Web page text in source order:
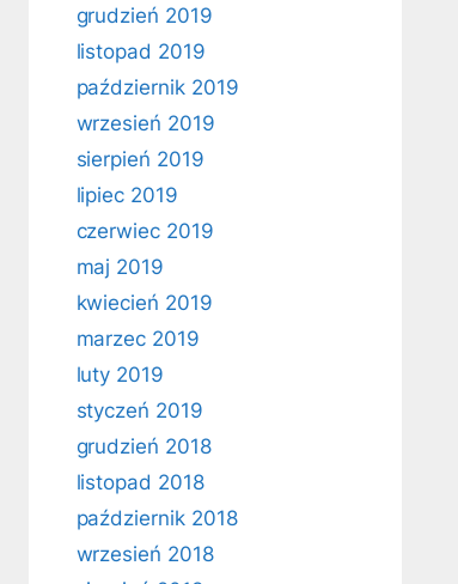
grudzień 2019
listopad 2019
październik 2019
wrzesień 2019
sierpień 2019
lipiec 2019
czerwiec 2019
maj 2019
kwiecień 2019
marzec 2019
luty 2019
styczeń 2019
grudzień 2018
listopad 2018
październik 2018
wrzesień 2018